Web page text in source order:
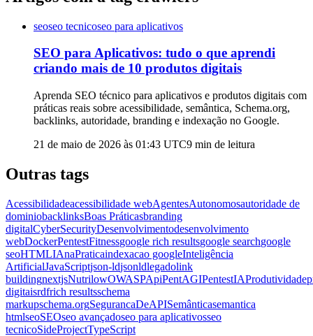
seoseo tecnicoseo para aplicativos
SEO para Aplicativos: tudo o que aprendi
criando mais de 10 produtos digitais
Aprenda SEO técnico para aplicativos e produtos digitais com
práticas reais sobre acessibilidade, semântica, Schema.org,
backlinks, autoridade, branding e indexação no Google.
21 de maio de 2026 às 01:43 UTC9 min de leitura
Outras tags
Acessibilidadeacessibilidade webAgentesAutonomosautoridade de
dominiobacklinksBoas Práticasbranding
digitalCyberSecurityDesenvolvimentodesenvolvimento
webDockerPentestFitnessgoogle rich resultsgoogle searchgoogle
seoHTMLIAnaPraticaindexacao googleInteligência
ArtificialJavaScriptjson-ldjsonldlegadolink
buildingnextjsNutrilowOWASPApiPentAGIPentestIAProdutividade
digitaisrdfrich resultsschema
markupschema.orgSegurancaDeAPISemânticasemantica
htmlseoSEOseo avançadoseo para aplicativosseo
tecnicoSideProjectTypeScript